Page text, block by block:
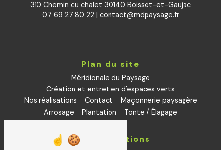
310 Chemin du chalet 30140 Boisset-et-Gaujac
07 69 27 80 22| contact@mdpaysage.fr
Plan du site
Méridionale du Paysage
Création et entretien d'espaces verts
Nos réalisations
Contact
Maçonnerie paysagère
Arrosage
Plantation Tonte / Élagage
Nos prestations